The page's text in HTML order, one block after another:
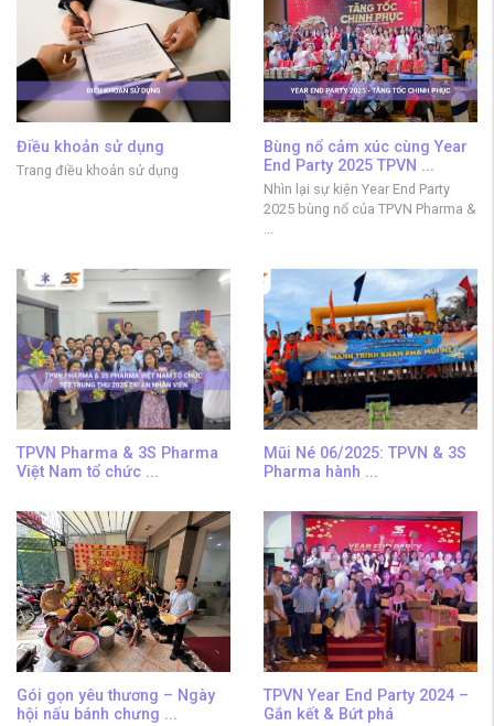
Điều khoản sử dụng
Trang điều khoản sử dụng
Bùng nổ cảm xúc cùng Year
End Party 2025 TPVN ...
Nhìn lại sự kiện Year End Party
2025 bùng nổ của TPVN Pharma &
...
TPVN Pharma & 3S Pharma
Việt Nam tổ chức ...
Mũi Né 06/2025: TPVN & 3S
Pharma hành ...
Gói gọn yêu thương – Ngày
hội nấu bánh chưng ...
TPVN Year End Party 2024 –
Gắn kết & Bứt phá